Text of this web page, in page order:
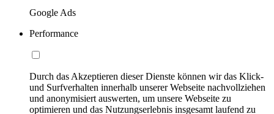
Google Ads
Performance
Durch das Akzeptieren dieser Dienste können wir das Klick-
und Surfverhalten innerhalb unserer Webseite nachvollziehen
und anonymisiert auswerten, um unsere Webseite zu
optimieren und das Nutzungserlebnis insgesamt laufend zu